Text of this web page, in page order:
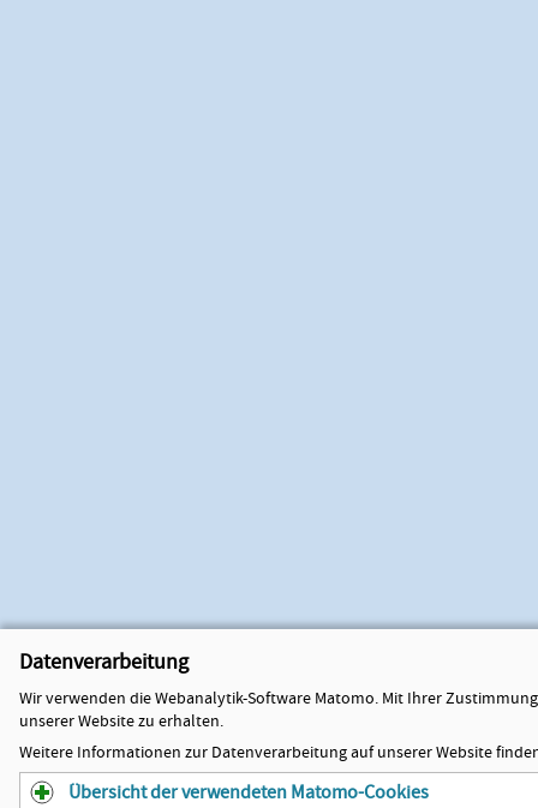
Datenverarbeitung
Wir verwenden die Webanalytik-Software Matomo. Mit Ihrer
unserer Website zu erhalten.
Weitere Informationen zur Datenverarbeitung auf unserer Website
Übersicht der verwendeten Matomo-Cookies